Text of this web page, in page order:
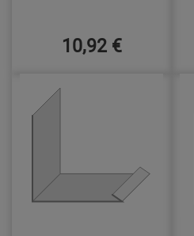
10,92 €